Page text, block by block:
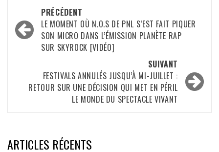
Navigation
d’article
PRÉCÉDENT
LE MOMENT OÙ N.O.S DE PNL S’EST FAIT PIQUER
SON MICRO DANS L’ÉMISSION PLANÈTE RAP
SUR SKYROCK [VIDÉO]
SUIVANT
FESTIVALS ANNULÉS JUSQU’À MI-JUILLET :
RETOUR SUR UNE DÉCISION QUI MET EN PÉRIL
LE MONDE DU SPECTACLE VIVANT
ARTICLES RÉCENTS